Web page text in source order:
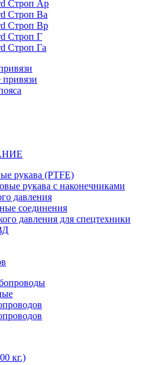
Строп Ар
Строп Ва
Строп Вр
Строп Г
Строп Га
рукава (PTFE)
рукава с наконечниками
давления
соединения
давления для спецтехники
кг.)